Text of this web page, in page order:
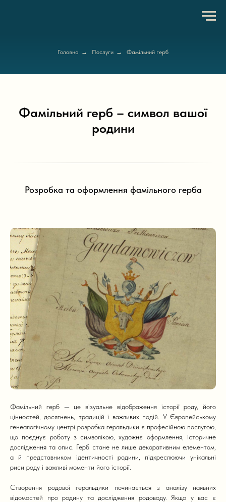
Головна → Послуги → Фамільний герб
Фамільний герб – символ вашої
родини
Розробка та оформлення фамільного герба
Фамільний герб — це візуальне відображення історії роду, його
цінностей, досягнень, традицій і важливих подій. У Європейському
генеалогічному центрі розробка геральдики є професійною послугою,
що поєднує роботу з символікою, художнє оформлення, історичне
дослідження та опис. Герб стане не лише декоративним елементом,
а й представником ідентичності родини, підкреслюючи унікальні
риси роду і важливі моменти його історії.
Створення родової геральдики починається з аналізу наявних
відомостей про родину та дослідження родоводу. Якщо у вас є